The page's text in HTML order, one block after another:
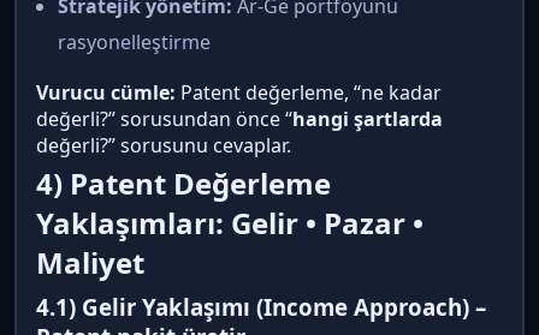
Stratejik yönetim: Ar-Ge portföyünü
rasyonelleştirme
Vurucu cümle: Patent değerleme, “ne kadar
değerli?” sorusundan önce “hangi şartlarda
değerli?” sorusunu cevaplar.
4) Patent Değerleme
Yaklaşımları: Gelir • Pazar •
Maliyet
4.1) Gelir Yaklaşımı (Income Approach) –